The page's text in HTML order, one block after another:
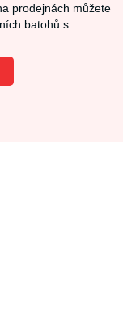
prodejnách můžete
batohů s